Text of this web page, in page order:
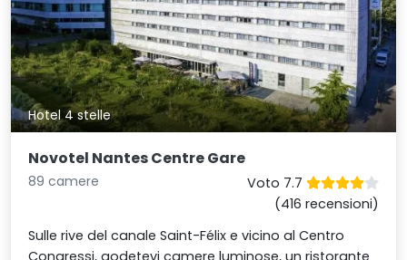
Hotel 4 stelle
Novotel Nantes Centre Gare
89 camere
Voto 7.7
(416 recensioni)
Sulle rive del canale Saint-Félix e vicino al Centro